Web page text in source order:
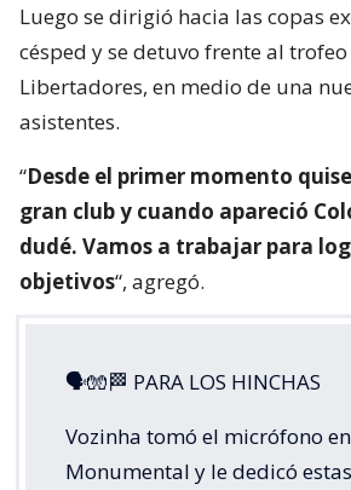
Luego se dirigió hacia las copas
césped y se detuvo frente al
Libertadores, en medio de una
asistentes.
“Desde el primer momento
gran club y cuando apareció
dudé. Vamos a trabajar para
objetivos“, agregó.
🗣🧤🏁 PARA LOS HINCHAS
Vozinha tomó el micrófono
Monumental y le dedicó